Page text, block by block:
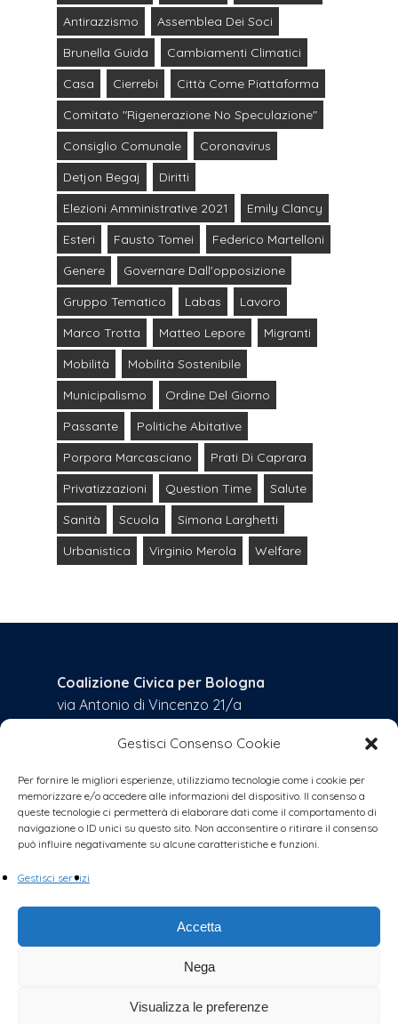
Gestisci Consenso Cookie
Per fornire le migliori esperienze, utilizziamo tecnologie come i cookie per
memorizzare e/o accedere alle informazioni del dispositivo. Il consenso a
queste tecnologie ci permetterà di elaborare dati come il comportamento di
navigazione o ID unici su questo sito. Non acconsentire o ritirare il consenso
può influire negativamente su alcune caratteristiche e funzioni.
Gestisci servizi
Accetta
Nega
Visualizza le preferenze
Antirazzismo
Assemblea Dei Soci
Brunella Guida
Cambiamenti Climatici
Casa
Cierrebi
Città Come Piattaforma
Comitato "Rigenerazione No Speculazione"
Consiglio Comunale
Coronavirus
Detjon Begaj
Diritti
Elezioni Amministrative 2021
Emily Clancy
Esteri
Fausto Tomei
Federico Martelloni
Genere
Governare Dall'opposizione
Gruppo Tematico
Labas
Lavoro
Marco Trotta
Matteo Lepore
Migranti
Mobilità
Mobilità Sostenibile
Municipalismo
Ordine Del Giorno
Passante
Politiche Abitative
Porpora Marcasciano
Prati Di Caprara
Privatizzazioni
Question Time
Salute
Sanità
Scuola
Simona Larghetti
Urbanistica
Virginio Merola Welfare
Coalizione Civica per Bologna
via Antonio di Vincenzo 21/a
Codice Fiscale: 91384900378
Quest'opera è distribuita con LicenzaCreative Commons
Attribuzione - Condividi allo stesso modo 4.0
bologna@coalizionecivica.it